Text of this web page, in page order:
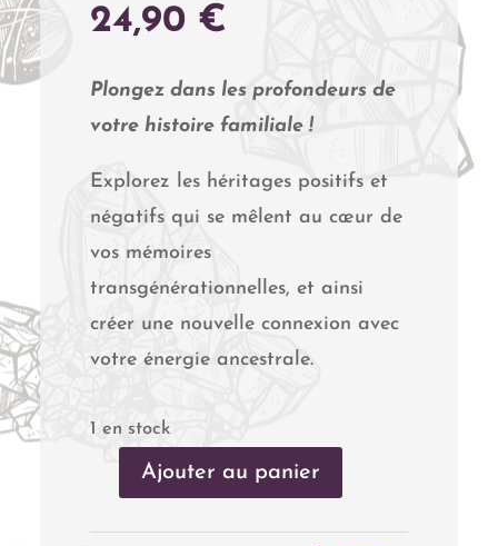
24,90 €
Plongez dans les profondeurs de
votre histoire familiale !
Explorez les héritages positifs et
négatifs qui se mêlent au cœur de
vos mémoires
transgénérationnelles, et ainsi
créer une nouvelle connexion avec
votre énergie ancestrale.
1 en stock
quantité
Ajouter au panier